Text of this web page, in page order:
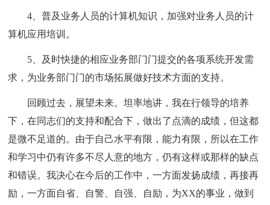
4、普及业务人员的计算机知识，加强对业务人员的计
算机应用培训。
5、及时快捷的相应业务部门门提交的各项系统开发需
求，为业务部门门的市场拓展做好技术方面的支持。
回顾过去，展望未来。坦率地讲，我在行领导的培养
下，在同志们的支持和配合下，做出了点滴的成绩，但这都
是微不足道的。由于自己水平有限，能力有限，所以在工作
和学习中仍有许多不尽人意的地方，仍有这样或那样的缺点
和错误。我决心在今后的工作中，一方面发扬成绩，再接再
励，一方面自省、自警、自强、自励，为XX的事业，做到